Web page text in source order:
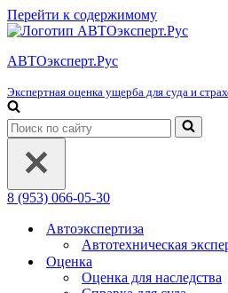
Перейти к содержимому
АВТОэксперт.Рус
Экспертная оценка ущерба для суда и
Искать...
8 (953) 066-05-30
Автоэкспертиза
Автотехническая
Оценка
Оценка для наследства